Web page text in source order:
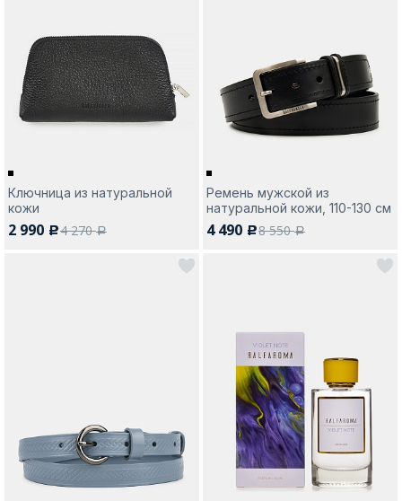
Ключница из натуральной
кожи
2 990 c4 270a
Ремень мужской из
натуральной кожи, 110-130 см
4 490 c8 550a